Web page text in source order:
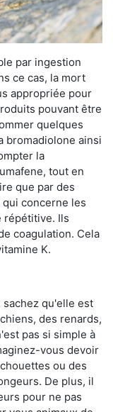
par ingestion
ce cas, la mort
appropriée pour
pouvant être
quelques
bromadiolone ainsi
la
tout en
que par des
concerne les
répétitive. Ils
coagulation. Cela
K.
sachez qu'elle est
des renards,
pas si simple à
vous devoir
ou des
De plus, il
pour ne pas